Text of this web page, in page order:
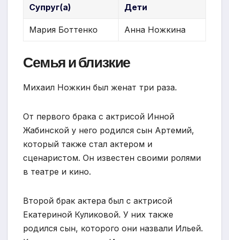
Супруг(а) Дети
Мария Боттенко Анна Ножкина
Семья и близкие
Михаил Ножкин был женат три раза.
От первого брака с актрисой Инной
Жабинской у него родился сын Артемий,
который также стал актером и
сценаристом. Он известен своими ролями
в театре и кино.
Второй брак актера был с актрисой
Екатериной Куликовой. У них также
родился сын, которого они назвали Ильей.